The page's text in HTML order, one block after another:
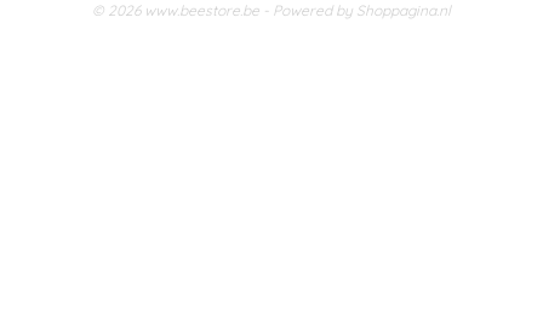
© 2026 www.beestore.be - Powered by Shoppagina.nl